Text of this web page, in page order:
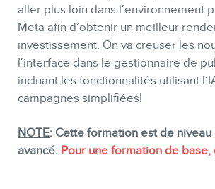
BLOGUE
aller plus loin dans l’environnement
Meta afin d’obtenir un meilleur
investissement. On va creuser les
l’interface dans le gestionnaire de
incluant les fonctionnalités utilisant
campagnes simplifiées!
NOTE: Cette formation est de
avancé. Pour une formation de base,